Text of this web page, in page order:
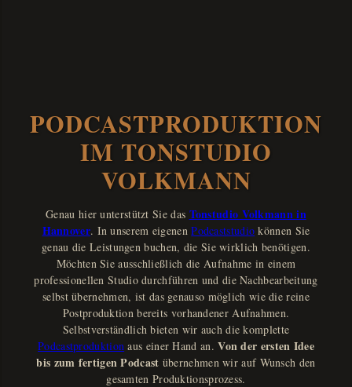
PODCASTPRODUKTION
IM TONSTUDIO
VOLKMANN
Genau hier unterstützt Sie das Tonstudio Volkmann in
Hannover. In unserem eigenenPodcaststudio können Sie
genau die Leistungen buchen, die Sie wirklich benötigen.
Möchten Sie ausschließlich die Aufnahme in einem
professionellen Studio durchführen und die Nachbearbeitung
selbst übernehmen, ist das genauso möglich wie die reine
Postproduktion bereits vorhandener Aufnahmen.
Selbstverständlich bieten wir auch die komplette
Podcastproduktion aus einer Hand an.Von der ersten Idee
bis zum fertigen Podcast übernehmen wir auf Wunsch den
gesamten Produktionsprozess.